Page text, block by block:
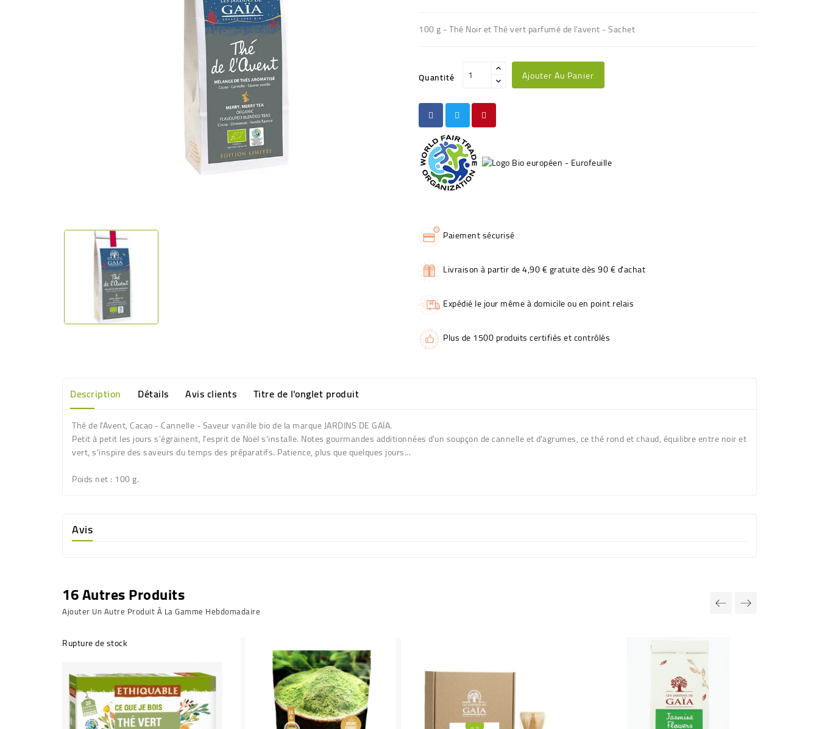
100 g - Thé Noir et Thé vert parfumé de l'avent - Sachet
Quantité Ajouter Au Panier
Paiement sécurisé
Livraison à partir de 4,90 € gratuite dès 90 € d'achat
Expédié le jour même à domicile ou en point relais
Plus de 1500 produits certifiés et contrôlés
Description Détails Avis clients Titre de l'onglet produit
Thé de l'Avent, Cacao - Cannelle - Saveur vanille bio de la marque JARDINS DE GAÏA.
Petit à petit les jours s'égrainent, l'esprit de Noël s'installe. Notes gourmandes additionnées d'un soupçon de cannelle et d'agrumes, ce thé rond et chaud, équilibre entre noir et
vert, s'inspire des saveurs du temps des préparatifs. Patience, plus que quelques jours...
Poids net: 100 g.
Avis
16 Autres Produits
Ajouter Un Autre Produit À La Gamme Hebdomadaire
Rupture de stock